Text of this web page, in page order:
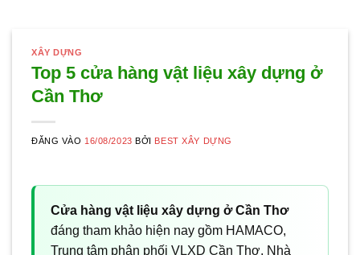
XÂY DỰNG
Top 5 cửa hàng vật liệu xây dựng ở
Cần Thơ
ĐĂNG VÀO 16/08/2023 BỞI BEST XÂY DỰNG
Cửa hàng vật liệu xây dựng ở Cần Thơ
đáng tham khảo hiện nay gồm HAMACO,
Trung tâm phân phối VLXD Cần Thơ, Nhà